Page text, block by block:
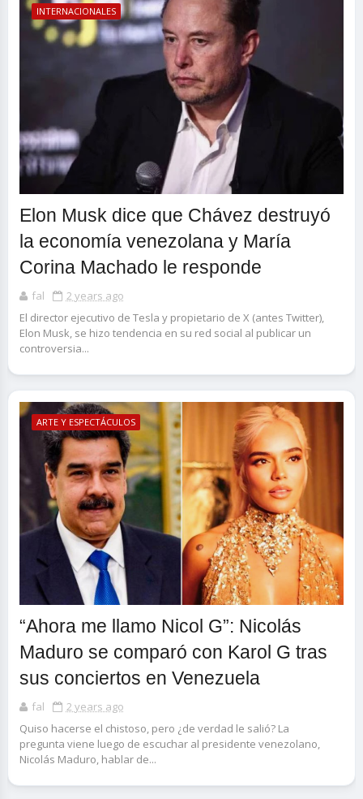
INTERNACIONALES
Elon Musk dice que Chávez destruyó
la economía venezolana y María
Corina Machado le responde
fal
2 years ago
El director ejecutivo de Tesla y propietario de X (antes Twitter),
Elon Musk, se hizo tendencia en su red social al publicar un
controversia...
ARTE Y ESPECTÁCULOS
“Ahora me llamo Nicol G”: Nicolás
Maduro se comparó con Karol G tras
sus conciertos en Venezuela
fal
2 years ago
Quiso hacerse el chistoso, pero ¿de verdad le salió? La
pregunta viene luego de escuchar al presidente venezolano,
Nicolás Maduro, hablar de...